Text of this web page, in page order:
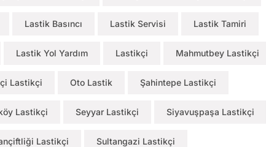
Lastik Basıncı Lastik Servisi Lastik Tamiri
Lastik Yol Yardım Lastikçi Mahmutbey Lastikçi
Lastikçi Oto Lastik Şahintepe Lastikçi
Lastikçi Seyyar Lastikçi Siyavuşpaşa Lastikçi
Lastikçi Sultangazi Lastikçi